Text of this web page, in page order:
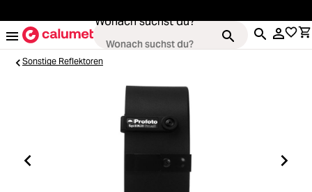
Wonach suchst du?
Loading...
Sonstige Reflektoren